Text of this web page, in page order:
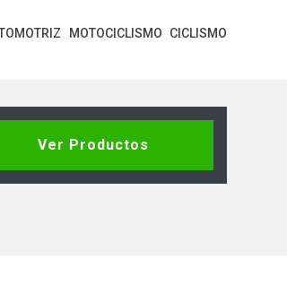
MOTOCICLISMO CICLISMO
Ver Productos